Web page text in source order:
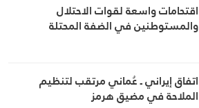
اقتحامات واسعة لقوات الاحتلال
والمستوطنين في الضفة المحتلة
اتفاق إيراني ـ عُماني مرتقب لتنظيم
الملاحة في مضيق هرمز